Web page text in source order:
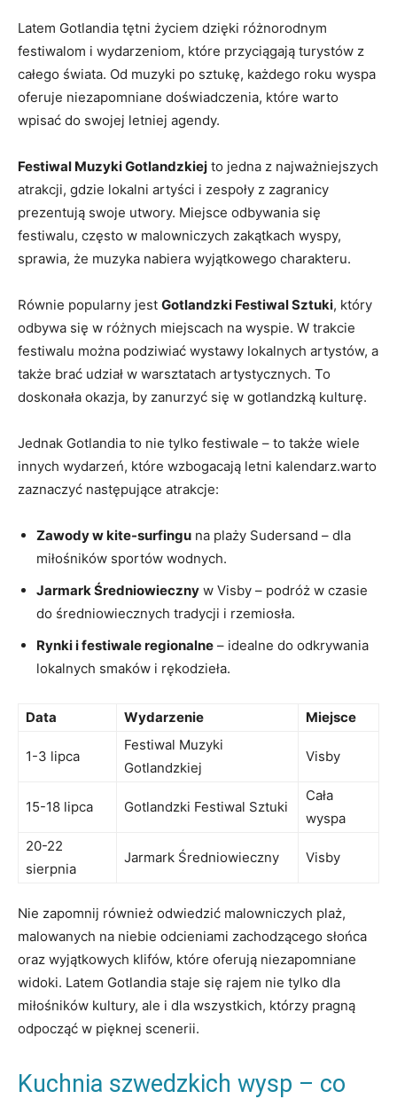
Latem Gotlandia tętni życiem dzięki różnorodnym
festiwalom i wydarzeniom, które przyciągają turystów z
całego świata. Od muzyki po sztukę, każdego roku wyspa
oferuje niezapomniane doświadczenia, które warto
wpisać do swojej letniej agendy.
Festiwal Muzyki Gotlandzkiej to jedna z najważniejszych
atrakcji, gdzie lokalni artyści i zespoły z zagranicy
prezentują swoje utwory. Miejsce odbywania się
festiwalu, często w malowniczych zakątkach wyspy,
sprawia, że muzyka nabiera wyjątkowego charakteru.
Równie popularny jest Gotlandzki Festiwal Sztuki, który
odbywa się w różnych miejscach na wyspie. W trakcie
festiwalu można podziwiać wystawy lokalnych artystów, a
także brać udział w warsztatach artystycznych. To
doskonała okazja, by zanurzyć się w gotlandzką kulturę.
Jednak Gotlandia to nie tylko festiwale – to także wiele
innych wydarzeń, które wzbogacają letni kalendarz.warto
zaznaczyć następujące atrakcje:
Zawody w kite-surfingu na plaży Sudersand – dla
miłośników sportów wodnych.
Jarmark Średniowieczny w Visby – podróż w czasie
do średniowiecznych tradycji i rzemiosła.
Rynki i festiwale regionalne – idealne do odkrywania
lokalnych smaków i rękodzieła.
Data Wydarzenie Miejsce
1-3 lipca
Festiwal Muzyki
Gotlandzkiej
Visby
15-18 lipca Gotlandzki Festiwal Sztuki
Cała
wyspa
20-22
sierpnia
Jarmark Średniowieczny Visby
Nie zapomnij również odwiedzić malowniczych plaż,
malowanych na niebie odcieniami zachodzącego słońca
oraz wyjątkowych klifów, które oferują niezapomniane
widoki. Latem Gotlandia staje się rajem nie tylko dla
miłośników kultury, ale i dla wszystkich, którzy pragną
odpocząć w pięknej scenerii.
Kuchnia szwedzkich wysp – co